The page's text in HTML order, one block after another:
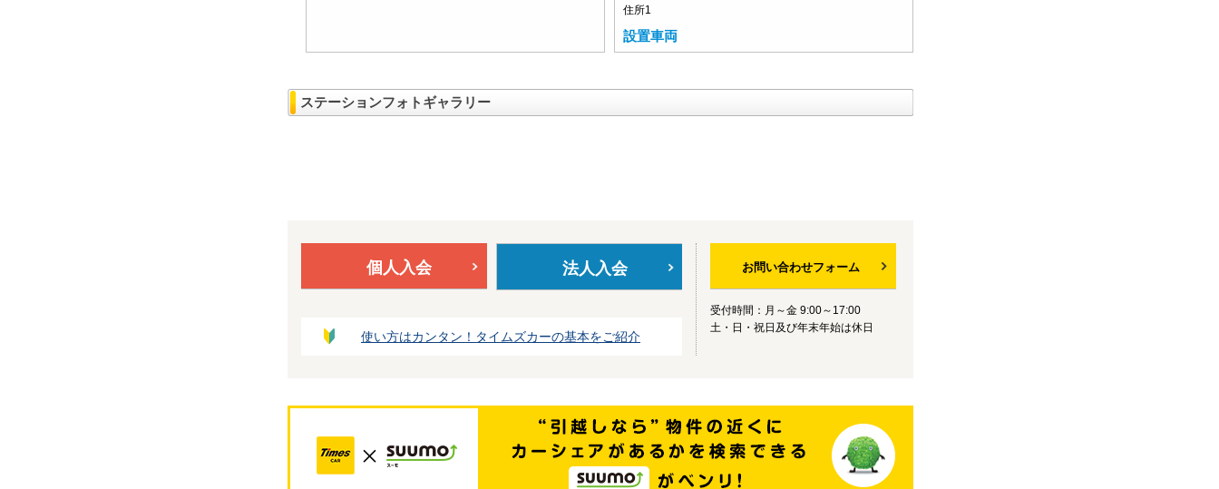
住所1
設置車両
ステーションフォトギャラリー
個人入会 法人入会
使い方はカンタン！タイムズカーの基本をご紹介
お問い合わせフォーム
受付時間：月～金 9:00～17:00
土・日・祝日及び年末年始は休日